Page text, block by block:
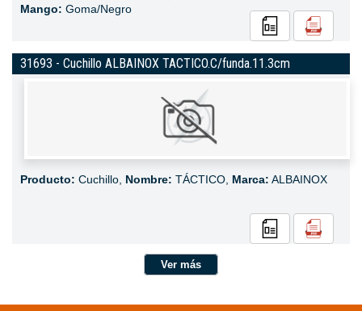
Mango: Goma/Negro
31693 - Cuchillo ALBAINOX TACTICO.C/funda.11.3cm
Producto: Cuchillo, Nombre: TÁCTICO, Marca: ALBAINOX
Ver más